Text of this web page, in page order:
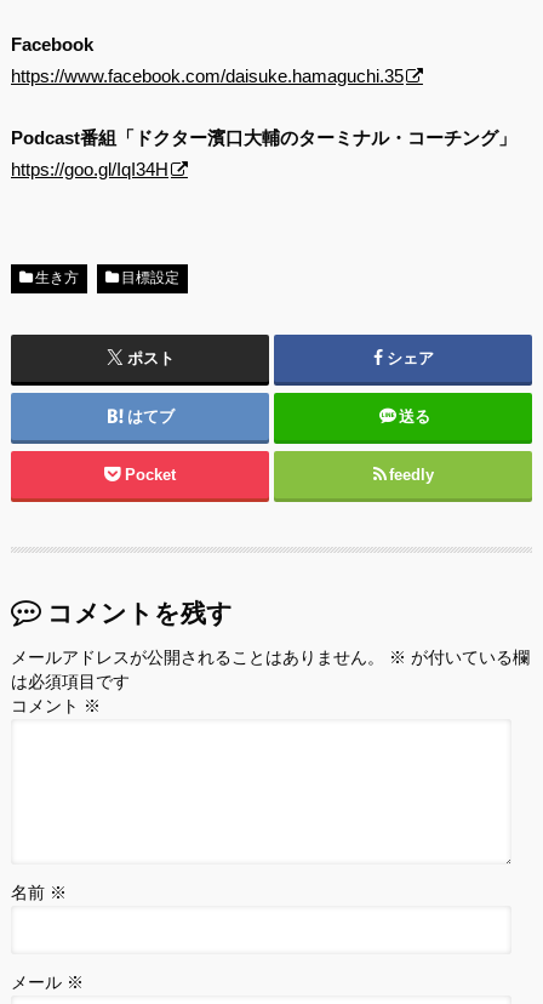
Facebook
https://www.facebook.com/daisuke.hamaguchi.35
Podcast番組「ドクター濱口大輔のターミナル・コーチング」
https://goo.gl/IqI34H
生き方 目標設定
ポスト シェア
はてブ 送る
Pocket feedly
コメントを残す
メールアドレスが公開されることはありません。 ※ が付いている欄
は必須項目です
コメント ※
名前 ※
メール ※